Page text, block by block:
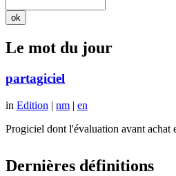
Le mot du jour
partagiciel
in Edition | nm | en
Progiciel dont l'évaluation avant achat
Dernières définitions